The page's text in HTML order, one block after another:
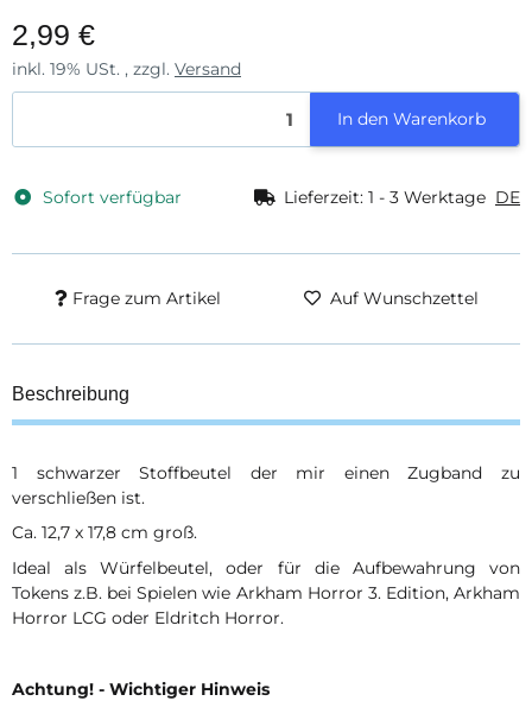
2,99 €
inkl. 19% USt. , zzgl. Versand
In den Warenkorb
Sofort verfügbar Lieferzeit: 1 - 3 Werktage DE
Frage zum Artikel Auf Wunschzettel
Beschreibung
1 schwarzer Stoffbeutel der mir einen Zugband zu
verschließen ist.
Ca. 12,7 x 17,8 cm groß.
Ideal als Würfelbeutel, oder für die Aufbewahrung von
Tokens z.B. bei Spielen wie Arkham Horror 3. Edition, Arkham
Horror LCG oder Eldritch Horror.
Achtung! - Wichtiger Hinweis